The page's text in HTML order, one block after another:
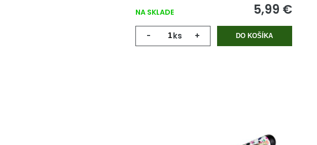
NA SKLADE 5,99 €
- ks + DO KOŠÍKA